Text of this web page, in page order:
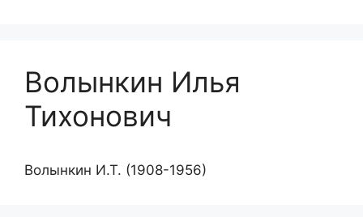
Волынкин Илья
Тихонович
Волынкин И.Т. (1908-1956)